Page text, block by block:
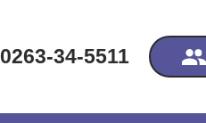
0263-34-5511